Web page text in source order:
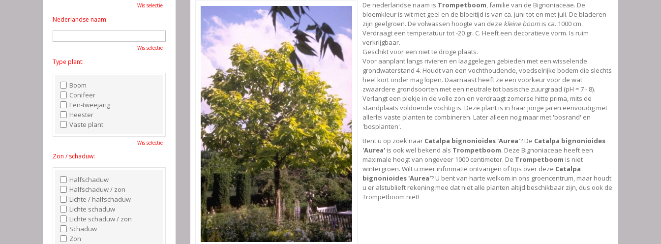
De nederlandse naam is Trompetboom, familie van de Bignoniaceae. De
bloemkleur is wit met geel en de bloeitijd is van ca. juni tot en met juli. De bladeren
zijn geelgroen. De volwassen hoogte van deze kleine boomis ca. 1000 cm.
Verdraagt een temperatuur tot -20 gr. C. Heeft een decoratieve vorm. Is ruim
verkrijgbaar.
Geschikt voor een niet te droge plaats.
Voor aanplant langs rivieren en laaggelegen gebieden met een wisselende
grondwaterstand 4. Houdt van een vochthoudende, voedselrijke bodem die slechts
heel kort onder mag lopen. Daarnaast heeft ze een voorkeur voor de wat
zwaardere grondsoorten met een neutrale tot basische zuurgraad (pH = 7 - 8).
Verlangt een plekje in de volle zon en verdraagt zomerse hitte prima, mits de
standplaats voldoende vochtig is. Deze plant is in haar jonge jaren eenvoudig met
allerlei vaste planten te combineren. Later alleen nog maar met 'bosrand' en
'bosplanten'.
Bent u op zoek naar Catalpa bignonioides 'Aurea'? De Catalpa bignonioides
'Aurea' is ook wel bekend als Trompetboom. Deze Bignoniaceae heeft een
maximale hoogt van ongeveer 1000 centimeter. De Trompetboom is niet
wintergroen. Wilt u meer informatie ontvangen of tips over deze Catalpa
bignonioides 'Aurea'? U bent van harte welkom in ons groencentrum, maar houdt
u er alstublieft rekening mee dat niet alle planten altijd beschikbaar zijn, dus ook de
Trompetboom niet!
Wis selectie
Nederlandse naam:
Wis selectie
Type plant:
Boom
Conifeer
Een-tweejarig
Heester
Vaste plant
Wis selectie
Zon / schaduw:
Halfschaduw
Halfschaduw / zon
Lichte / halfschaduw
Lichte schaduw
Lichte schaduw / zon
Schaduw
Zon